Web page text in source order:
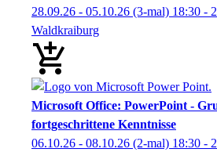
28.09.26 - 05.10.26 (3-mal) 18:30 -
Waldkraiburg
Microsoft Office: PowerPoint -
fortgeschrittene Kenntnisse
06.10.26 - 08.10.26 (2-mal) 18:30 -